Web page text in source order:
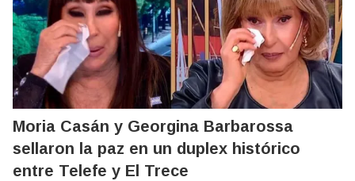
Moria Casán y Georgina Barbarossa
sellaron la paz en un duplex histórico
entre Telefe y El Trece